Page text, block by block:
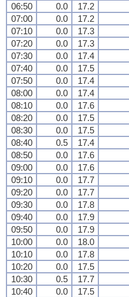
06:50
0.0 17.2
07:00
0.0 17.2
07:10
0.0 17.3
07:20
0.0 17.3
07:30
0.0 17.4
07:40
0.0 17.5
07:50
0.0 17.4
08:00
0.0 17.4
08:10
0.0 17.6
08:20
0.0 17.5
08:30
0.0 17.5
08:40
0.5 17.4
08:50
0.0 17.6
09:00
0.0 17.6
09:10
0.0 17.7
09:20
0.0 17.7
09:30
0.0 17.8
09:40
0.0 17.9
09:50
0.0 17.9
10:00
0.0 18.0
10:10
0.0 17.8
10:20
0.0 17.5
10:30
0.5 17.7
10:40
0.0 17.5